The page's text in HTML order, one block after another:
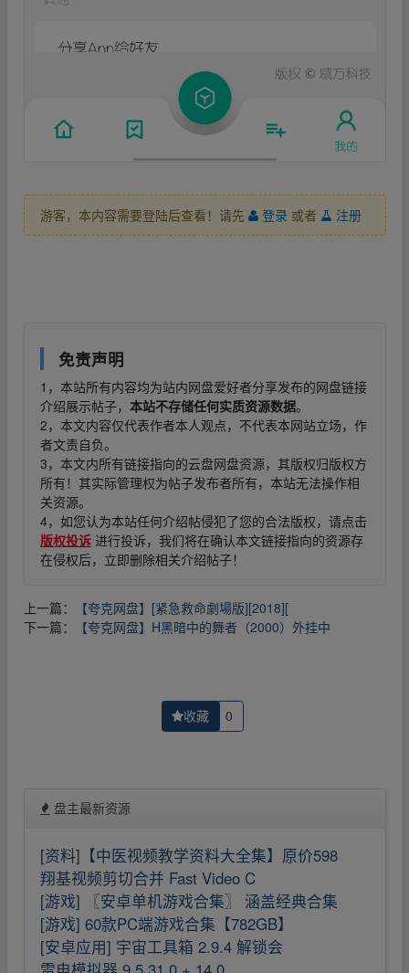
游客，本内容需要登陆后查看！请先
登录 或者 注册
免责声明
1，本站所有内容均为站内网盘爱好者分享发布的网盘链接
介绍展示帖子， 本站不存储任何实质资源数据。
2，本文内容仅代表作者本人观点，不代表本网站立场，作
者文责自负。
3，本文内所有链接指向的云盘网盘资源，其版权归版权方
所有！其实际管理权为帖子发布者所有，本站无法操作相
关资源。
4，如您认为本站任何介绍帖侵犯了您的合法版权，请点击
版权投诉 进行投诉，我们将在确认本文链接指向的资源存
在侵权后，立即删除相关介绍帖子！
上一篇：
【夸克网盘】[紧急救命劇場版][2018][
下一篇：
【夸克网盘】H黑暗中的舞者（2000）外挂中
收藏 0
盘主最新资源
[资料]【中医视频教学资料大全集】原价598
翔基视频剪切合并 Fast Video C
[游戏] 〖安卓单机游戏合集〗 涵盖经典合集
[游戏] 60款PC端游戏合集【782GB】
[安卓应用] 宇宙工具箱 2.9.4 解锁会